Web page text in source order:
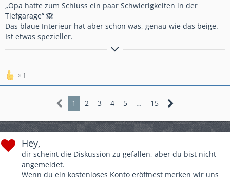
„Opa hatte zum Schluss ein paar Schwierigkeiten in der
Tiefgarage“ 🙈
Das blaue Interieur hat aber schon was, genau wie das beige.
Ist etwas spezieller.
1999-2001 1988erKadett E GSi
2004-2008 1994er
2024-........ 1990er
1
1 2 3 4 5 … 15
Hey,
dir scheint die Diskussion zu gefallen, aber du bist nicht
angemeldet.
Wenn du ein kostenloses Konto eröffnest merken wir uns